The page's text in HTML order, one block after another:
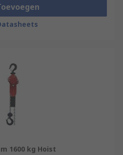
1600 kg Hoist